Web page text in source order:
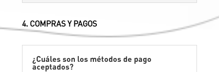
4. COMPRAS Y PAGOS
¿Cuáles son los métodos de pago
aceptados?